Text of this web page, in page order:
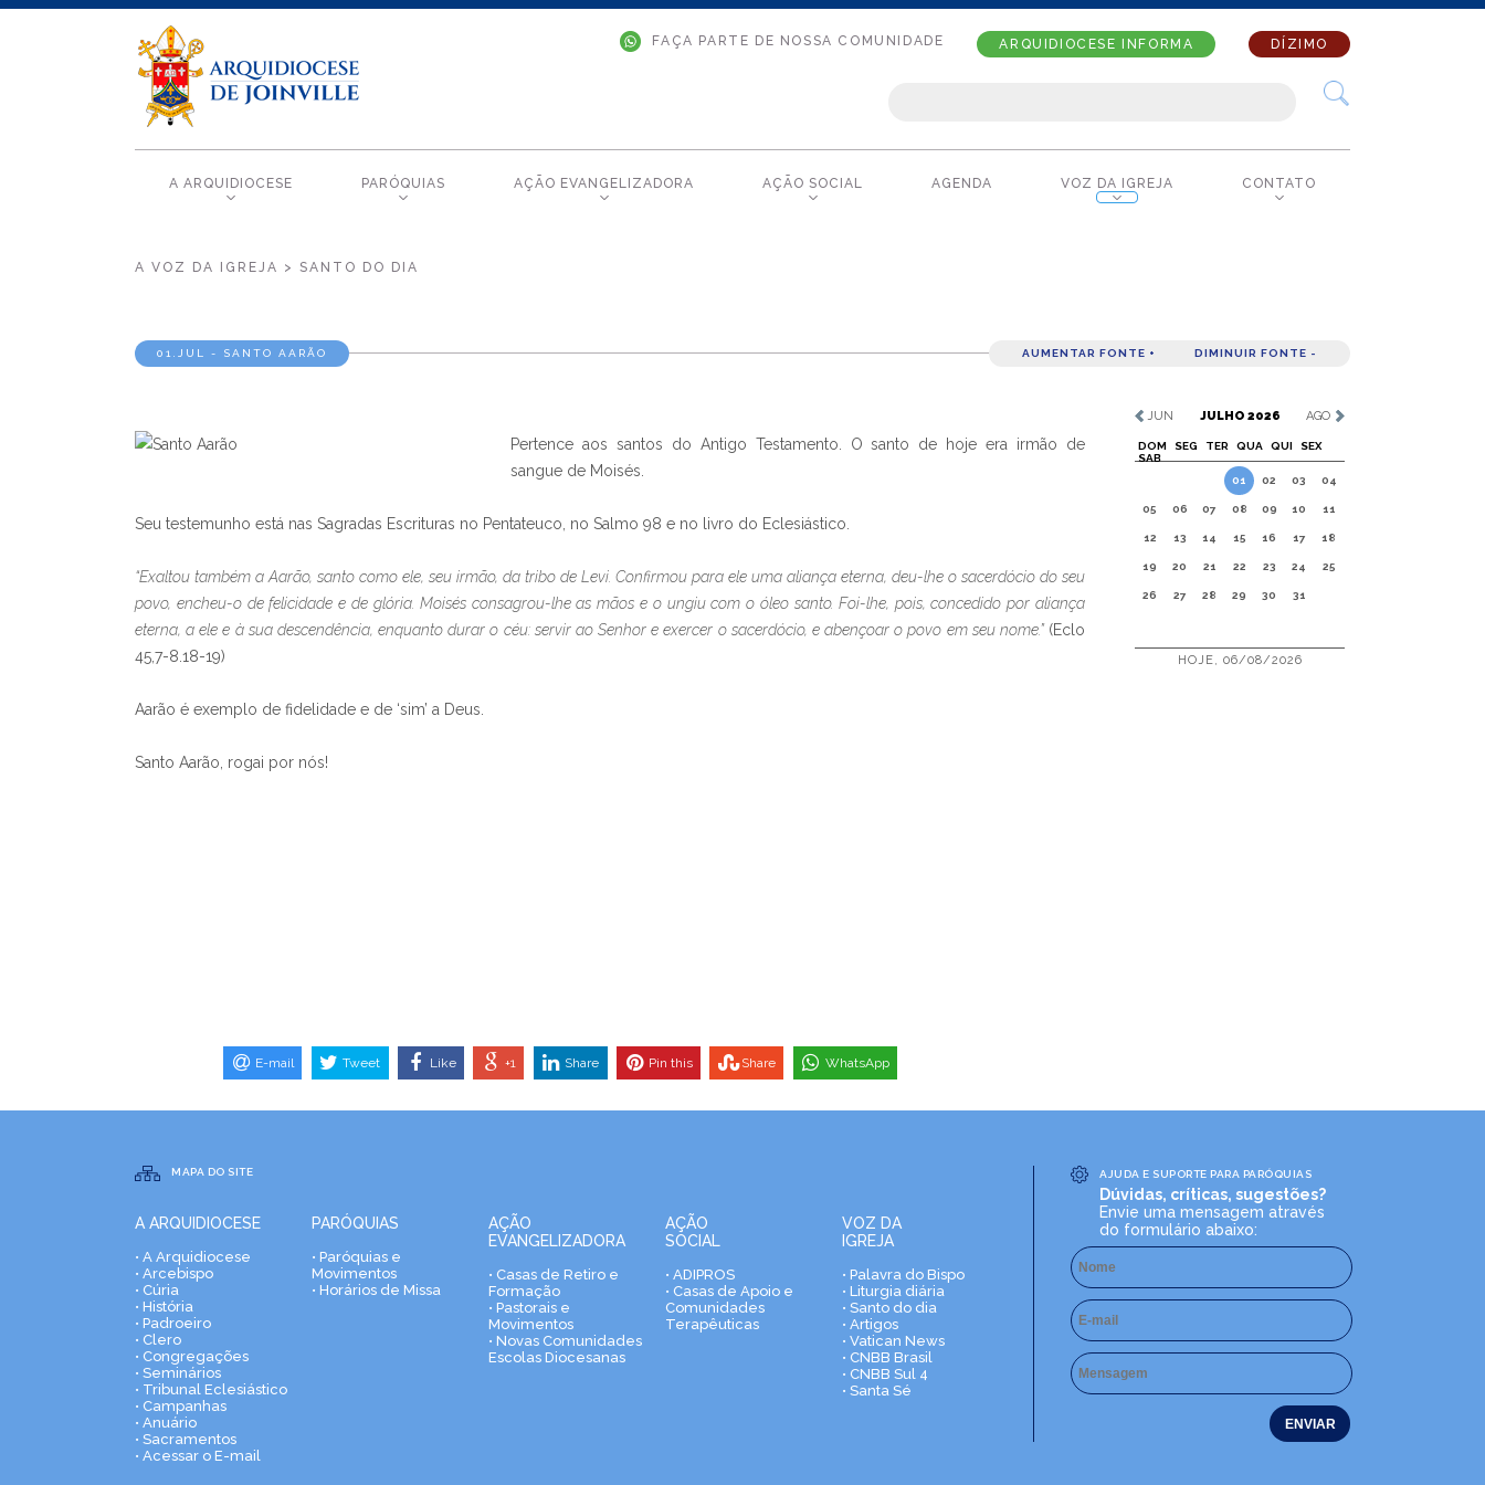
DÍZIMO
ARQUIDIOCESE INFORMA
FAÇA PARTE DE NOSSA COMUNIDADE
A ARQUIDIOCESE PARÓQUIAS AÇÃO EVANGELIZADORA AÇÃO SOCIAL AGENDA VOZ DA IGREJA CONTATO
A VOZ DA IGREJA > SANTO DO DIA
01.JUL - SANTO AARÃO AUMENTAR FONTE + DIMINUIR FONTE -
JUN JULHO 2026 AGO
DOM SEG TER QUA QUI
SEX
SAB
01
02 03 04
05 06 07 08 09 10 11
12 13 14 15 16 17 18
19 20 21 22 23 24 25
26 27 28 29 30 31
HOJE, 06/08/2026
Pertence aos santos do Antigo Testamento. O santo de hoje era irmão de
sangue de Moisés.
Seu testemunho está nas Sagradas Escrituras no Pentateuco, no Salmo 98 e no livro do Eclesiástico.
“Exaltou também a Aarão, santo como ele, seu irmão, da tribo de Levi. Confirmou para ele uma aliança eterna, deu-lhe o sacerdócio do seu
povo, encheu-o de felicidade e de glória. Moisés consagrou-lhe as mãos e o ungiu com o óleo santo. Foi-lhe, pois, concedido por aliança
eterna, a ele e à sua descendência, enquanto durar o céu: servir ao Senhor e exercer o sacerdócio, e abençoar o povo em seu nome.”(Eclo
45,7-8.18-19)
Aarão é exemplo de fidelidade e de ‘sim’ a Deus.
Santo Aarão, rogai por nós!
E-mail Tweet Like +1 Share Pin this Share WhatsApp
MAPA DO SITE
A ARQUIDIOCESE
• A Arquidiocese
• Arcebispo
• Cúria
• História
• Padroeiro
• Clero
• Congregações
• Seminários
• Tribunal Eclesiástico
• Campanhas
• Anuário
• Sacramentos
• Acessar o E-mail
PARÓQUIAS
• Paróquias e
Movimentos
• Horários de Missa
AÇÃO
EVANGELIZADORA
• Casas de Retiro e
Formação
• Pastorais e
Movimentos
• Novas Comunidades
Escolas Diocesanas
AÇÃO
SOCIAL
• ADIPROS
• Casas de Apoio e
Comunidades
Terapêuticas
VOZ DA
IGREJA
• Palavra do Bispo
• Liturgia diária
• Santo do dia
• Artigos
• Vatican News
• CNBB Brasil
• CNBB Sul 4
• Santa Sé
AJUDA E SUPORTE PARA PARÓQUIAS
Dúvidas, críticas, sugestões?
Envie uma mensagem através
do formulário abaixo: